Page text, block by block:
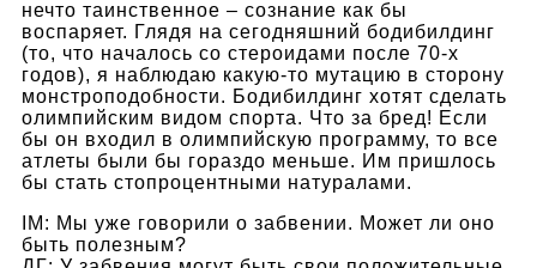
нечто таинственное – сознание как бы
воспаряет. Глядя на сегодняшний бодибилдинг
(то, что началось со стероидами после 70-х
годов), я наблюдаю какую-то мутацию в сторону
монстроподобности. Бодибилдинг хотят сделать
олимпийским видом спорта. Что за бред! Если
бы он входил в олимпийскую программу, то все
атлеты были бы гораздо меньше. Им пришлось
бы стать стопроцентными натуралами.
IM: Мы уже говорили о забвении. Может ли оно
быть полезным?